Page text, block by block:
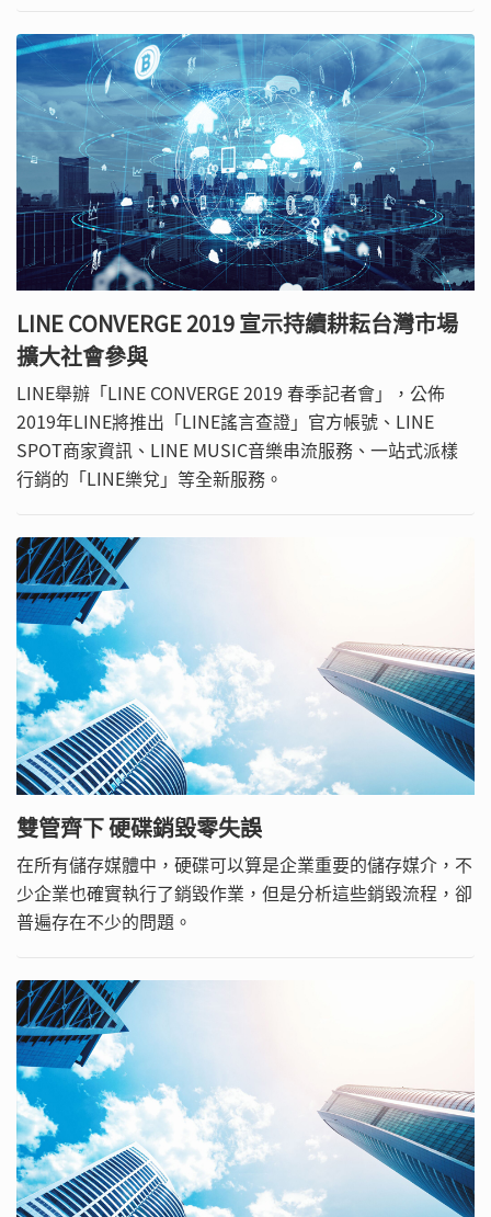
LINE CONVERGE 2019 宣示持續耕耘台灣市場
擴大社會參與
LINE舉辦「LINE CONVERGE 2019 春季記者會」，公佈
2019年LINE將推出「LINE謠言查證」官方帳號、LINE
SPOT商家資訊、LINE MUSIC音樂串流服務、一站式派樣
行銷的「LINE樂兌」等全新服務。
雙管齊下 硬碟銷毀零失誤
在所有儲存媒體中，硬碟可以算是企業重要的儲存媒介，不
少企業也確實執行了銷毀作業，但是分析這些銷毀流程，卻
普遍存在不少的問題。